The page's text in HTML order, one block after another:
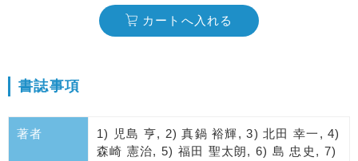
カートへ入れる
書誌事項
著者
1) 児島 亨, 2) 真鍋 裕輝, 3) 北田 幸一, 4)
森崎 憲治, 5) 福田 聖太朗, 6) 島 忠史, 7)